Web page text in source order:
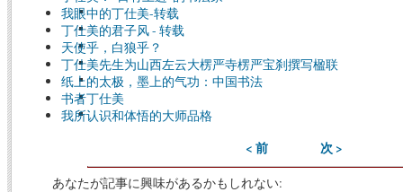
我眼中的丁仕美-转载
丁仕美的君子风 - 转载
天使乎，白狼乎？
丁仕美先生为山西左云大楞严寺楞严宝刹撰写楹联
纸上的太极，墨上的气功：中国书法
书者丁仕美
我所认识和体悟的大师品格
< 前 次 >
あなたが記事に興味があるかもしれない: